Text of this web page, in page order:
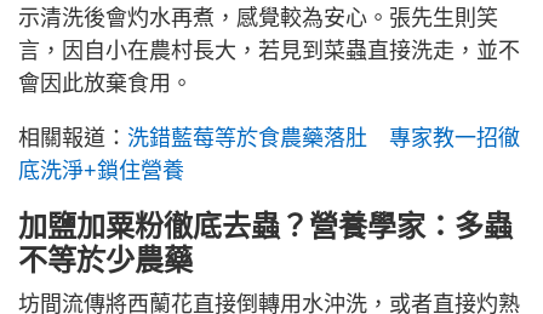
示清洗後會灼水再煮，感覺較為安心。張先生則笑
言，因自小在農村長大，若見到菜蟲直接洗走，並不
會因此放棄食用。
相關報道： 洗錯藍莓等於食農藥落肚 專家教一招徹
底洗淨+鎖住營養
加鹽加粟粉徹底去蟲？營養學家：多蟲
不等於少農藥
坊間流傳將西蘭花直接倒轉用水沖洗，或者直接灼熟